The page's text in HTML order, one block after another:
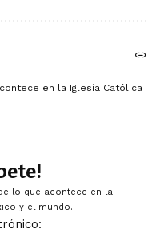
en la Iglesia Católica
lo que acontece en la
y el mundo.